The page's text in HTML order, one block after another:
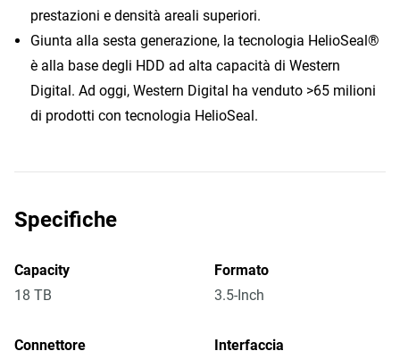
prestazioni e densità areali superiori.
Giunta alla sesta generazione, la tecnologia HelioSeal®
è alla base degli HDD ad alta capacità di Western
Digital. Ad oggi, Western Digital ha venduto >65 milioni
di prodotti con tecnologia HelioSeal.
Specifiche
Capacity
18 TB
Formato
3.5-Inch
Connettore Interfaccia